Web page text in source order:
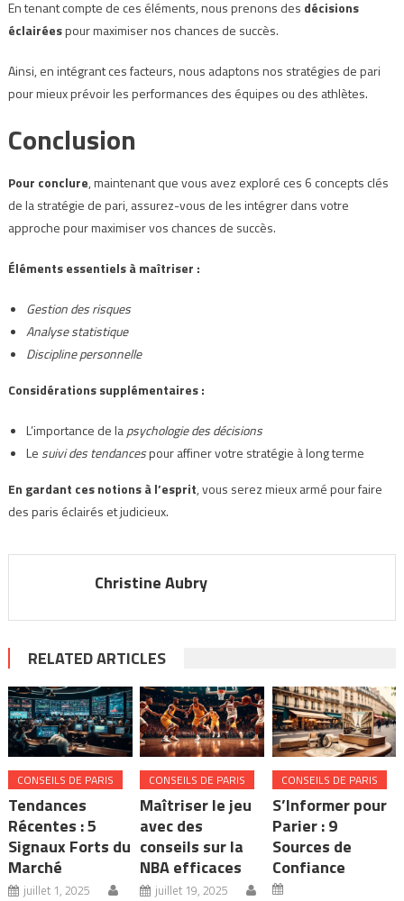
En tenant compte de ces éléments, nous prenons des décisions
éclairéespour maximiser nos chances de succès.
Ainsi, en intégrant ces facteurs, nous adaptons nos stratégies de pari
pour mieux prévoir les performances des équipes ou des athlètes.
Conclusion
Pour conclure, maintenant que vous avez exploré ces 6 concepts clés
de la stratégie de pari, assurez-vous de les intégrer dans votre
approche pour maximiser vos chances de succès.
Éléments essentiels à maîtriser :
Gestion des risques
Analyse statistique
Discipline personnelle
Considérations supplémentaires :
L’importance de lapsychologie des décisions
Le suivi des tendancespour affiner votre stratégie à long terme
En gardant ces notions à l’esprit, vous serez mieux armé pour faire
des paris éclairés et judicieux.
Christine Aubry
RELATED ARTICLES
CONSEILS DE PARIS
Tendances
Récentes : 5
Signaux Forts du
Marché
juillet 1, 2025
CONSEILS DE PARIS
Maîtriser le jeu
avec des
conseils sur la
NBA efficaces
juillet 19, 2025
CONSEILS DE PARIS
S’Informer pour
Parier : 9
Sources de
Confiance